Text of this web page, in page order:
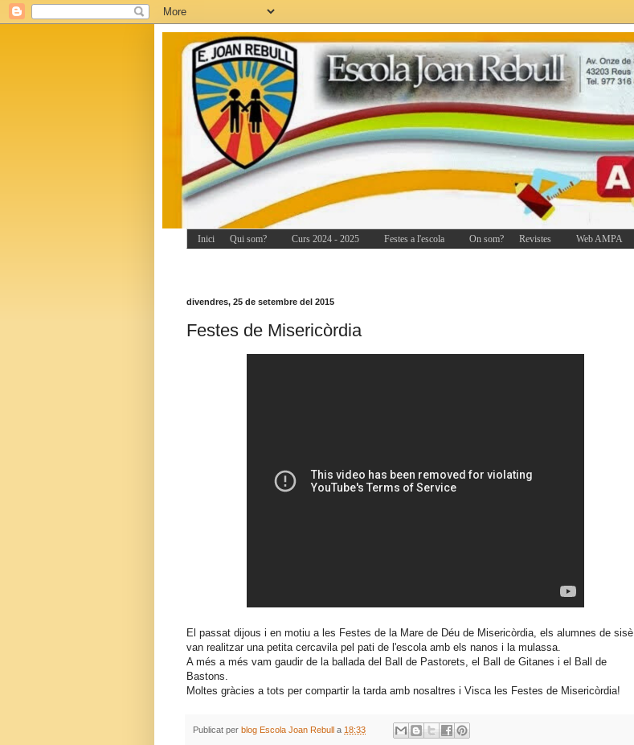
Inici Qui som? Curs 2024 - 2025 Festes a l'escola On som? Revistes Web AMPA
divendres, 25 de setembre del 2015
Festes de Misericòrdia
El passat dijous i en motiu a les Festes de la Mare de Déu de Misericòrdia, els alumnes de sisè
van realitzar una petita cercavila pel pati de l'escola amb els nanos i la mulassa.
A més a més vam gaudir de la ballada del Ball de Pastorets, el Ball de Gitanes i el Ball de
Bastons.
Moltes gràcies a tots per compartir la tarda amb nosaltres i Visca les Festes de Misericòrdia!
Publicat per blog Escola Joan Rebull a 18:33